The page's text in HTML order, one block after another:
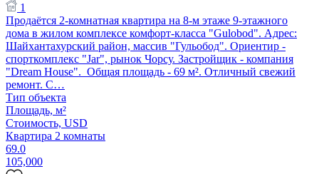
1
Продаётся 2-комнатная квартира на 8-м этаже 9-этажного
дома в жилом комплексе комфорт-класса "Gulobod". Адрес:
Шайхантахурский район, массив "Гульобод". Ориентир -
спорткомплекс "Jar", рынок Чорсу. Застройщик - компания
"Dream House". Общая площадь - 69 м². Отличный свежий
ремонт. С…
Тип объекта
Площадь, м²
Стоимость, USD
Квартира 2 комнаты
69.0
105,000